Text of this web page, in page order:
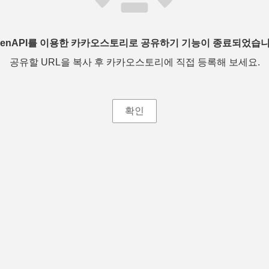
를 이용한 카카오스토리로 공유하기 기능이 종료되었습
공유할 URL을 복사 후 카카오스토리에 직접 등록해 보세요.
확인